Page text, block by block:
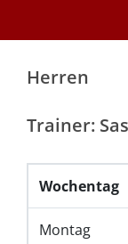
Herren
Trainer:
Wochentag
Montag